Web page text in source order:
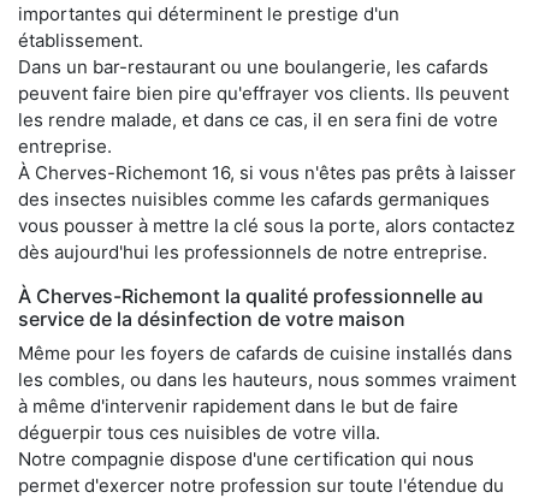
importantes qui déterminent le prestige d'un
établissement.
Dans un bar-restaurant ou une boulangerie, les cafards
peuvent faire bien pire qu'effrayer vos clients. Ils peuvent
les rendre malade, et dans ce cas, il en sera fini de votre
entreprise.
À Cherves-Richemont 16, si vous n'êtes pas prêts à laisser
des insectes nuisibles comme les cafards germaniques
vous pousser à mettre la clé sous la porte, alors contactez
dès aujourd'hui les professionnels de notre entreprise.
À Cherves-Richemont la qualité professionnelle au
service de la désinfection de votre maison
Même pour les foyers de cafards de cuisine installés dans
les combles, ou dans les hauteurs, nous sommes vraiment
à même d'intervenir rapidement dans le but de faire
déguerpir tous ces nuisibles de votre villa.
Notre compagnie dispose d'une certification qui nous
permet d'exercer notre profession sur toute l'étendue du